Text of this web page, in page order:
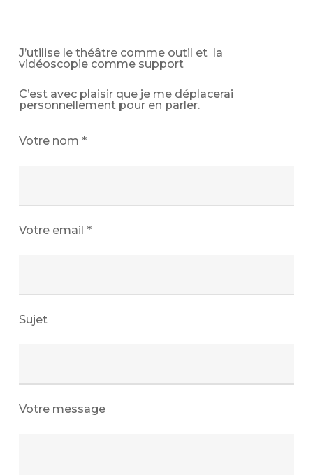
J’utilise le théâtre comme outil et la
vidéoscopie comme support
C’est avec plaisir que je me déplacerai
personnellement pour en parler.
Votre nom *
Votre email *
Sujet
Votre message